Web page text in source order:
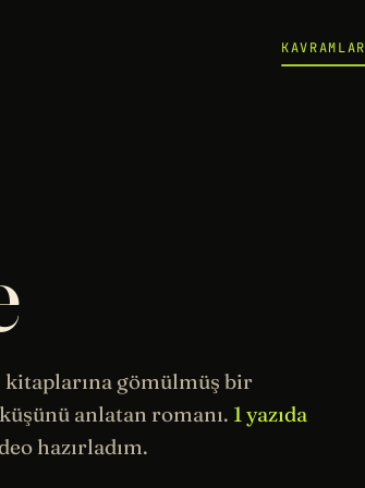
KAVRAMLAR
gömülmüş bir
anlatan romanı. 1 yazıda
hazırladım.